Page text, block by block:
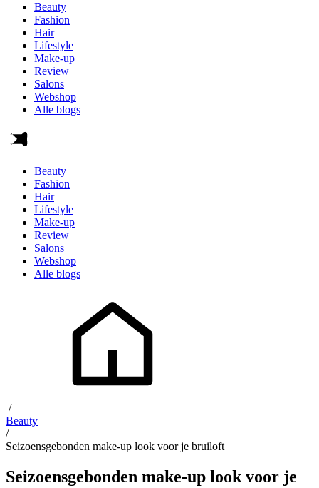
Beauty
Fashion
Hair
Lifestyle
Make-up
Review
Salons
Webshop
Alle blogs
Beauty
Fashion
Hair
Lifestyle
Make-up
Review
Salons
Webshop
Alle blogs
/
Beauty
/
Seizoensgebonden make-up look voor je bruiloft
Seizoensgebonden make-up look voor je